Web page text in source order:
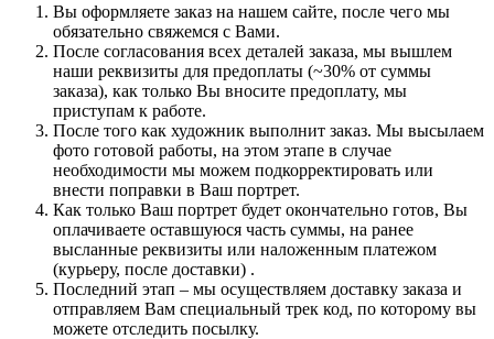
Вы оформляете заказ на нашем сайте, после чего мы
обязательно свяжемся с Вами.
После согласования всех деталей заказа, мы вышлем
наши реквизиты для предоплаты (~30% от суммы
заказа), как только Вы вносите предоплату, мы
приступам к работе.
После того как художник выполнит заказ. Мы высылаем
фото готовой работы, на этом этапе в случае
необходимости мы можем подкорректировать или
внести поправки в Ваш портрет.
Как только Ваш портрет будет окончательно готов, Вы
оплачиваете оставшуюся часть суммы, на ранее
высланные реквизиты или наложенным платежом
(курьеру, после доставки) .
Последний этап – мы осуществляем доставку заказа и
отправляем Вам специальный трек код, по которому вы
можете отследить посылку.